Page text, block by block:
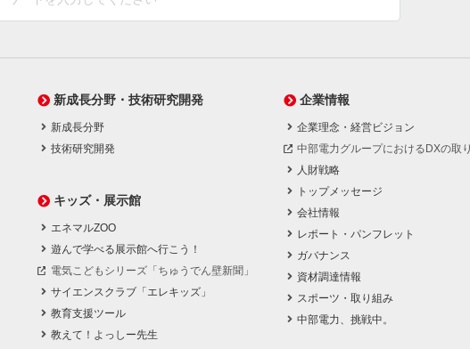
新成長分野・技術研究開発
新成長分野
技術研究開発
キッズ・展示館
エネマルZOO
遊んで学べる展示館へ行こう！
電気こどもシリーズ「ちゅうでん壁新聞」
サイエンスクラブ「エレキッズ」
教育支援ツール
教えて！よっしー先生
企業情報
企業理念・経営ビジョン
中部電力グループにおけるDXの取
人財戦略
トップメッセージ
会社情報
レポート・パンフレット
ガバナンス
資材調達情報
スポーツ・取り組み
中部電力、挑戦中。